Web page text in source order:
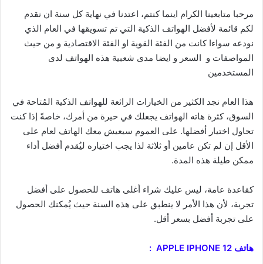
مرحبا متابعينا الكرام اينما كنتم، اعتدنا في نهاية كل سنة ان نقدم
لكم قائمة لأفضل الهواتف الذكية التي تم تسويقها في العام الذي
نودعه سواءا كانت من الفئة القوية او الفئة الاقتصادية و من حيث
المواصفات و السعر و ايضا مدى شعبية هذه الهواتف لدى
المستخدمين
هذا العام نجد الكثير من الخيارات الرائعة للهواتف الذكية المُتاحة في
السوق، كثرة هاته الهواتف يجعلك في حيرة من أمرك، خاصةً إذا كنت
تحاول اختيار أفضلها. على العموم سيعيش معك الهاتف لعام على
الأقل إن لم تكن عامين أو ثلاثة لذا يجب اختياره ليُقدم أفضل أداء
ممكن طيلة هذه المدة.
كقاعدة عامة، ليس عليك شراء أغلى هاتف للحصول على أفضل
تجربة، لأن هذا الأمر لا ينطبق على هذه السنة حيث يُمكنك الحصول
على تجربة أفضل بسعر أقل.
هاتف APPLE IPHONE 12 :